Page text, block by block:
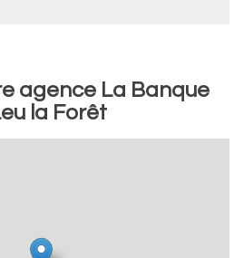
agence La Banque
la Forêt